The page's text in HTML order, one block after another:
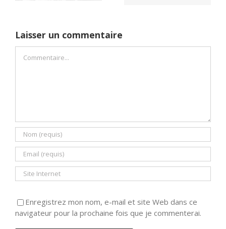
Laisser un commentaire
Enregistrez mon nom, e-mail et site Web dans ce
navigateur pour la prochaine fois que je commenterai.